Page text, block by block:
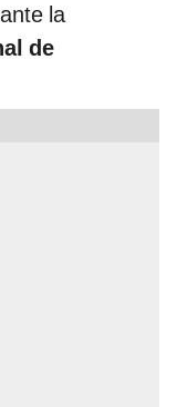
la
de